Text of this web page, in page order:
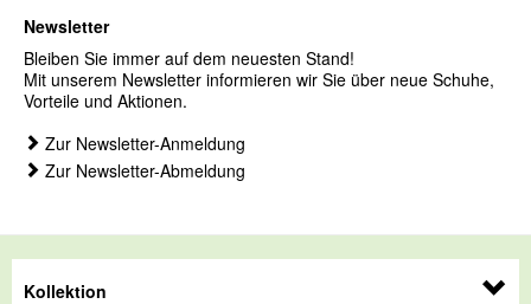
Newsletter
Bleiben Sie immer auf dem neuesten Stand!
Mit unserem Newsletter informieren wir Sie über neue Schuhe,
Vorteile und Aktionen.
Zur Newsletter-Anmeldung
Zur Newsletter-Abmeldung
Kollektion